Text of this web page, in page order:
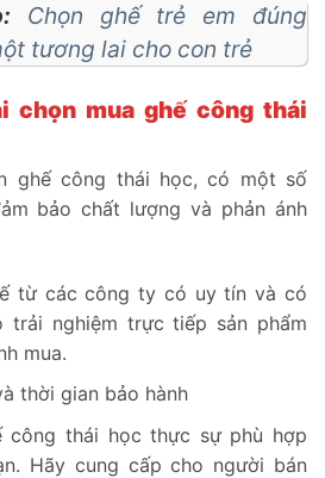
Chọn ghế trẻ em đúng
tương lai cho con trẻ
chọn mua ghế công thái
ghế công thái học, có một số
bảo chất lượng và phản ánh
từ các công ty có uy tín và có
nghiệm trực tiếp sản phẩm
mua.
thời gian bảo hành
công thái học thực sự phù hợp
Hãy cung cấp cho người bán